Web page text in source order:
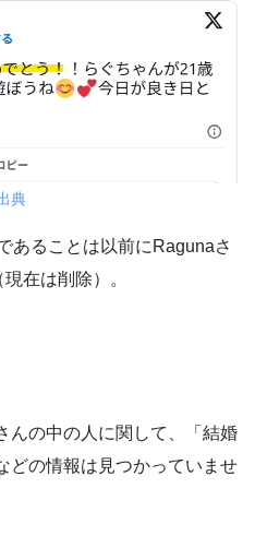
典
あることは以前にRagunaさ
在は削除）。
んの中の人に関して、「結婚
どの情報は見つかっていませ